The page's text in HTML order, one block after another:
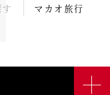
マカオ旅行